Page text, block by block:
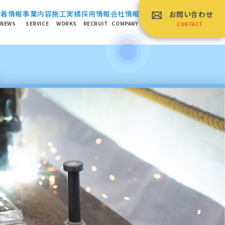
情報
NEWS
事業内容
SERVICE
施⼯実績
WORKS
採⽤情報
RECRUIT
会社情報
COMPANY
お問い合わせ
CONTACT